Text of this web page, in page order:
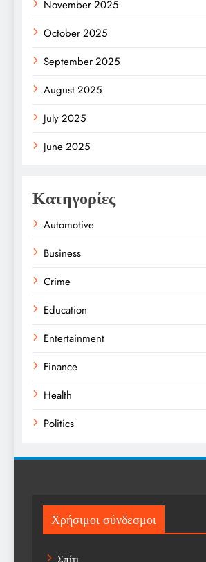
November 2025
October 2025
September 2025
August 2025
July 2025
June 2025
Κατηγορίες
Automotive
Business
Crime
Education
Entertainment
Finance
Health
Politics
Sports
Technology
Χρήσιμοι σύνδεσμοι